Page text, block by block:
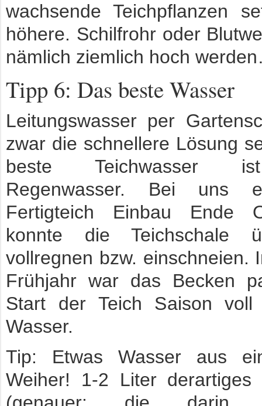
wachsende Teichpflanzen
höhere. Schilfrohr oder
nämlich ziemlich hoch
Tipp 6: Das beste Wasser
Leitungswasser per
zwar die schnellere Lösung
beste Teichwasser
Regenwasser. Bei uns
Fertigteich Einbau Ende
konnte die Teichschale
vollregnen bzw. einschneien.
Frühjahr war das Becken
Start der Teich Saison voll
Wasser.
Tip: Etwas Wasser aus
Weiher! 1-2 Liter derartiges